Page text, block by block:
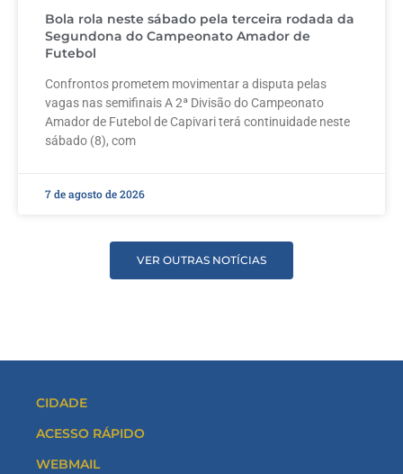
Bola rola neste sábado pela terceira rodada da
Segundona do Campeonato Amador de
Futebol
Confrontos prometem movimentar a disputa pelas
vagas nas semifinais A 2ª Divisão do Campeonato
Amador de Futebol de Capivari terá continuidade neste
sábado (8), com
7 de agosto de 2026
VER OUTRAS NOTÍCIAS
CIDADE
ACESSO RÁPIDO
WEBMAIL